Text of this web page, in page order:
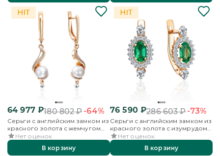
64 977₽180 802₽-64%
Серьги с английским замком из
красного золота с жемчугом
культивированным
Нет оценок
В корзину
76 590₽286 603₽-73%
Серьги с английским замком из
красного золота с изумрудом
и бриллиантами
Нет оценок
В корзину